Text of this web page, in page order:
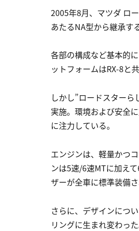
2005年8月、マツダ ロ
あたるNA型から継承す
各部の構成など基本的
ットフォームはRX-8と
しかし”ロードスター
実施。環境および安全
に注力している。
エンジンは、軽量かつ
ンは5速/6速MTに加え
ザーが全車に標準装備さ
さらに、デザインにつ
リングに生まれ変わっ